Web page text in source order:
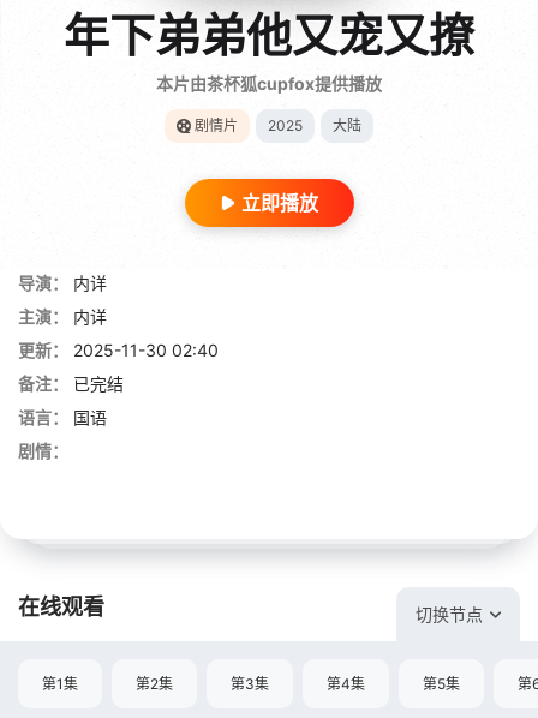
年下弟弟他又宠又撩
本片由茶杯狐cupfox提供播放
剧情片 2025 大陆
立即播放
导演：
内详
主演：
内详
更新：
2025-11-30 02:40
备注：
已完结
语言：
国语
剧情：
在线观看 切换节点
第1集 第2集 第3集 第4集 第5集 第